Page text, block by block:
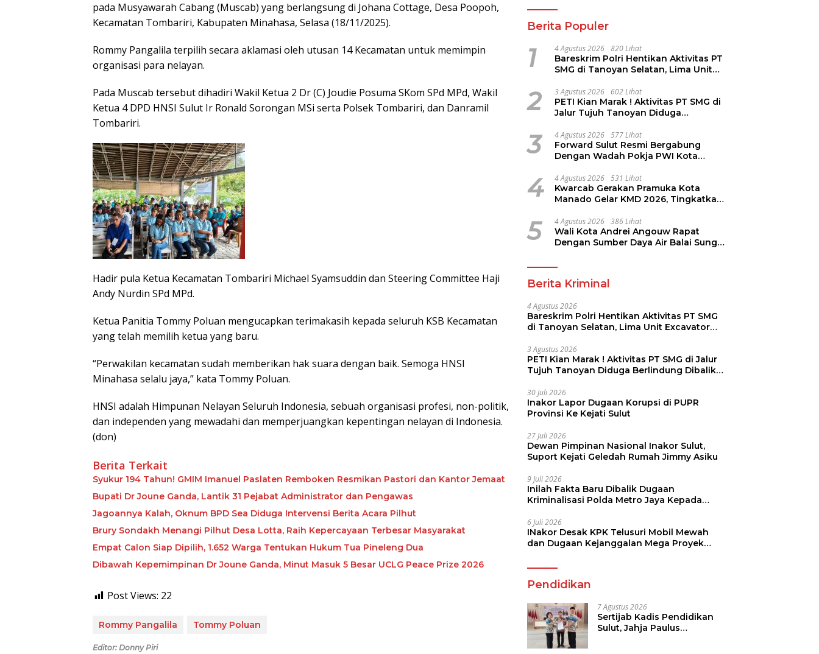
pada Musyawarah Cabang (Muscab) yang berlangsung di Johana Cottage, Desa Poopoh,
Kecamatan Tombariri, Kabupaten Minahasa, Selasa (18/11/2025).
Rommy Pangalila terpilih secara aklamasi oleh utusan 14 Kecamatan untuk memimpin
organisasi para nelayan.
Pada Muscab tersebut dihadiri Wakil Ketua 2 Dr (C) Joudie Posuma SKom SPd MPd, Wakil
Ketua 4 DPD HNSI Sulut Ir Ronald Sorongan MSi serta Polsek Tombariri, dan Danramil
Tombariri.
Hadir pula Ketua Kecamatan Tombariri Michael Syamsuddin dan Steering Committee Haji
Andy Nurdin SPd MPd.
Ketua Panitia Tommy Poluan mengucapkan terimakasih kepada seluruh KSB Kecamatan
yang telah memilih ketua yang baru.
“Perwakilan kecamatan sudah memberikan hak suara dengan baik. Semoga HNSI
Minahasa selalu jaya,” kata Tommy Poluan.
HNSI adalah Himpunan Nelayan Seluruh Indonesia, sebuah organisasi profesi, non-politik,
dan independen yang mewadahi dan memperjuangkan kepentingan nelayan di Indonesia.
(don)
Berita Terkait
Syukur 194 Tahun! GMIM Imanuel Paslaten Remboken Resmikan Pastori dan Kantor Jemaat
Bupati Dr Joune Ganda, Lantik 31 Pejabat Administrator dan Pengawas
Jagoannya Kalah, Oknum BPD Sea Diduga Intervensi Berita Acara Pilhut
Brury Sondakh Menangi Pilhut Desa Lotta, Raih Kepercayaan Terbesar Masyarakat
Empat Calon Siap Dipilih, 1.652 Warga Tentukan Hukum Tua Pineleng Dua
Dibawah Kepemimpinan Dr Joune Ganda, Minut Masuk 5 Besar UCLG Peace Prize 2026
Post Views: 22
Rommy Pangalila Tommy Poluan
Editor: Donny Piri
Berita Populer
1 4 Agustus 2026 820 Lihat
Bareskrim Polri Hentikan Aktivitas PT
SMG di Tanoyan Selatan, Lima Unit
2 3 Agustus 2026 602 Lihat
PETI Kian Marak ! Aktivitas PT SMG di
Jalur Tujuh Tanoyan Diduga
3 4 Agustus 2026 577 Lihat
Forward Sulut Resmi Bergabung
Dengan Wadah Pokja PWI Kota
4 4 Agustus 2026 531 Lihat
Kwarcab Gerakan Pramuka Kota
Manado Gelar KMD 2026, Tingkatkan
Pramuka
5 4 Agustus 2026 386 Lihat
Wali Kota Andrei Angouw Rapat
Dengan Sumber Daya Air Balai Sungai
Berita Kriminal
4 Agustus 2026
Bareskrim Polri Hentikan Aktivitas PT SMG
di Tanoyan Selatan, Lima Unit Excavator
3 Agustus 2026
PETI Kian Marak ! Aktivitas PT SMG di Jalur
Tujuh Tanoyan Diduga Berlindung Dibalik
30 Juli 2026
Inakor Lapor Dugaan Korupsi di PUPR
Provinsi Ke Kejati Sulut
27 Juli 2026
Dewan Pimpinan Nasional Inakor Sulut,
Suport Kejati Geledah Rumah Jimmy Asiku
9 Juli 2026
Inilah Fakta Baru Dibalik Dugaan
Kriminalisasi Polda Metro Jaya Kepada
6 Juli 2026
INakor Desak KPK Telusuri Mobil Mewah
dan Dugaan Kejanggalan Mega Proyek
Pendidikan
7 Agustus 2026
Sertijab Kadis Pendidikan
Sulut, Jahja Paulus